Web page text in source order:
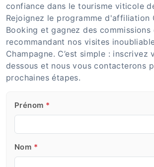
confiance dans le tourisme viticole
Rejoignez le programme d'affiliation
Booking et gagnez des commissions
recommandant nos visites
Champagne. C’est simple :
dessous et nous vous contacterons
prochaines étapes.
Prénom *
Nom *